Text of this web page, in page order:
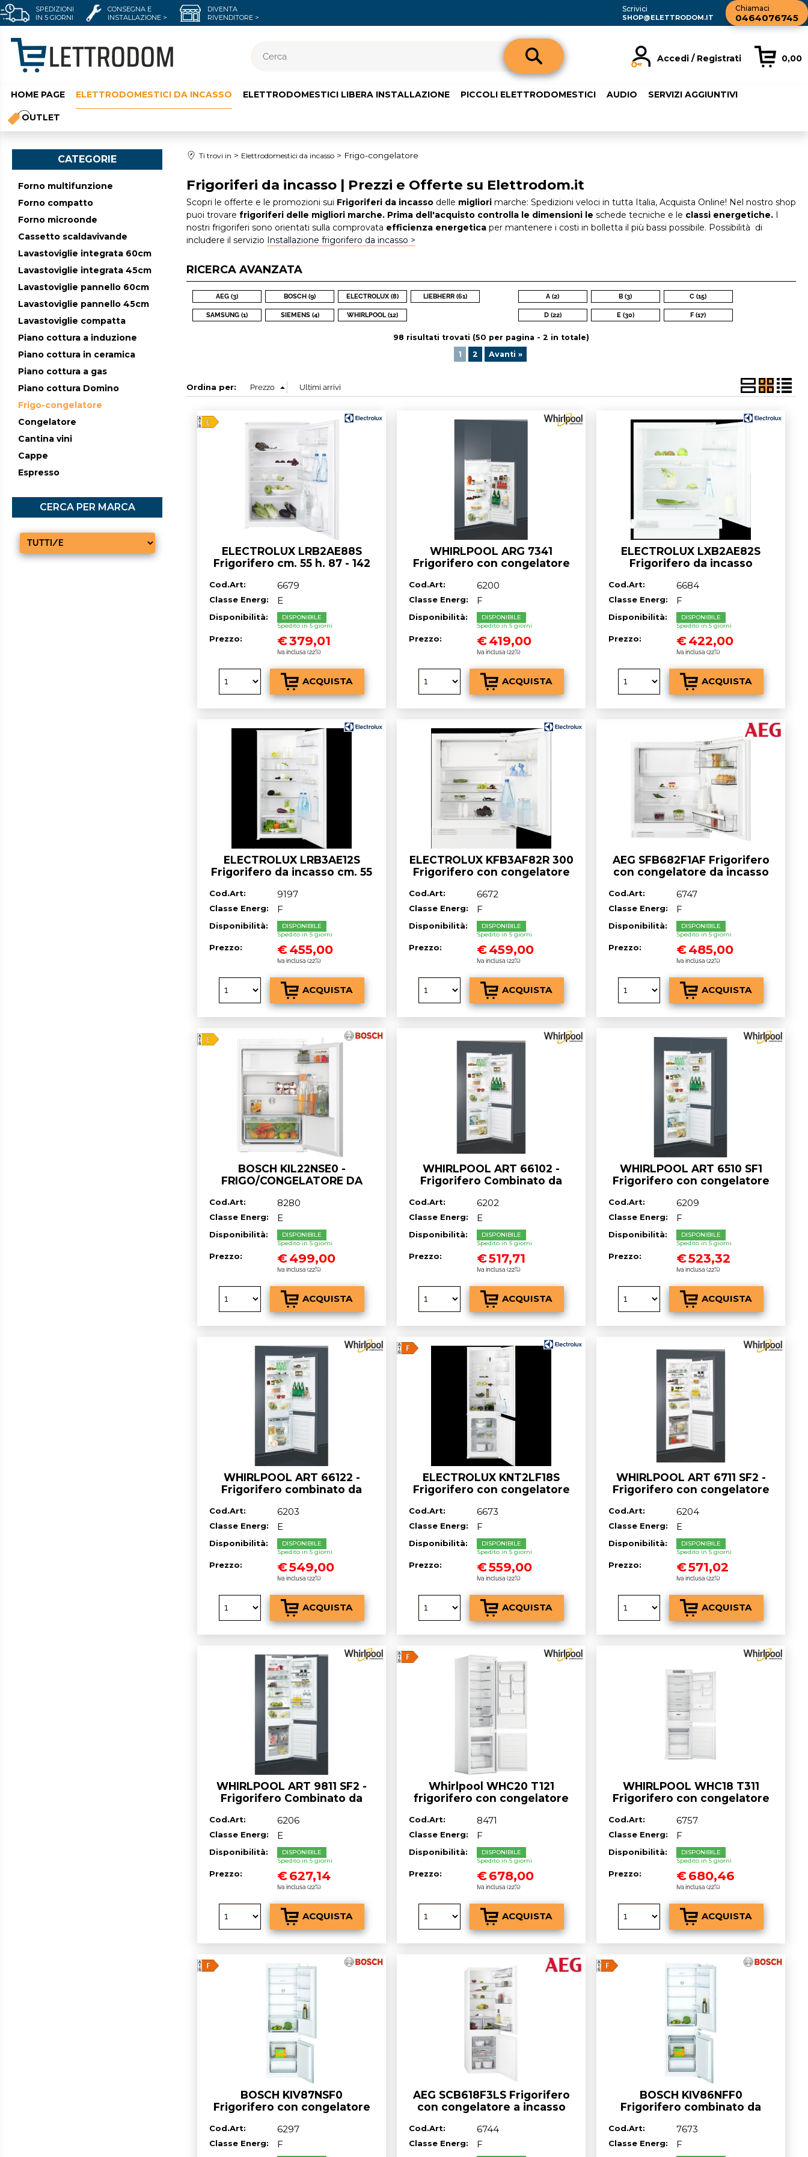
SPEDIZIONI
IN 5 GIORNI
CONSEGNA E
INSTALLAZIONE >
DIVENTA
RIVENDITORE >
Scrivici
SHOP@ELETTRODOM.IT
Chiamaci
0464076745
Accedi / Registrati
clicca sul pulsante "Accedi"
Password:
"Registrati"
0,00
HOME PAGE ELETTRODOMESTICI DA INCASSO ELETTRODOMESTICI LIBERA INSTALLAZIONE PICCOLI ELETTRODOMESTICI AUDIO SERVIZI AGGIUNTIVI
OUTLET
CATEGORIE
Forno multifunzione
Forno compatto
Forno microonde
Cassetto scaldavivande
Lavastoviglie integrata 60cm
Lavastoviglie integrata 45cm
Lavastoviglie pannello 60cm
Lavastoviglie pannello 45cm
Lavastoviglie compatta
Piano cottura a induzione
Piano cottura in ceramica
Piano cottura a gas
Piano cottura Domino
Frigo-congelatore
Congelatore
Cantina vini
Cappe
Espresso
CERCA PER MARCA
Ti trovi in Elettrodomestici da incasso Frigo-congelatore
Frigoriferi da incasso | Prezzi e Offerte su Elettrodom.it
Scopri le offerte e le promozioni sui Frigoriferi da incasso delle migliori marche: Spedizioni veloci in tutta Italia, Acquista Online! Nel nostro shop
puoi trovare frigoriferi delle migliori marche. Prima dell'acquisto controlla le dimensioni le schede tecniche e le classi energetiche.
nostri frigoriferi sono orientati sulla comprovata efficienza energetica per mantenere i costi in bolletta il più bassi possibile. Possibilità di
includere il servizio Installazione frigorifero da incasso >
RICERCA AVANZATA
AEG (3) BOSCH (9) ELECTROLUX (8) LIEBHERR (61)
SAMSUNG (1) SIEMENS (4) WHIRLPOOL (12)
A (2) B (3) C (15)
D (22) E (30) F (17)
98 risultati trovati (50 per pagina - 2 in totale)
1
2 Avanti »
Ordina per:
ELECTROLUX LRB2AE88S
Frigorifero cm. 55 h. 87 - 142
Cod.Art: 6679
Classe Energ: E
Disponibilità:
DISPONIBILE
Spedito in 5 giorni
Prezzo: €379,01
Iva inclusa (22%)
WHIRLPOOL ARG 7341
Frigorifero con congelatore
189
Cod.Art: 6200
Classe Energ: F
Disponibilità:
DISPONIBILE
Spedito in 5 giorni
Prezzo: €419,00
Iva inclusa (22%)
ELECTROLUX LXB2AE82S
Frigorifero da incasso
Cod.Art: 6684
Classe Energ: F
Disponibilità:
DISPONIBILE
Spedito in 5 giorni
Prezzo: €422,00
Iva inclusa (22%)
ELECTROLUX LRB3AE12S
Frigorifero da incasso cm. 55
Cod.Art: 9197
Classe Energ: F
Disponibilità:
DISPONIBILE
Spedito in 5 giorni
Prezzo: €455,00
Iva inclusa (22%)
ELECTROLUX KFB3AF82R 300
Frigorifero con congelatore
h. 82 - lt. 109
Cod.Art: 6672
Classe Energ: F
Disponibilità:
DISPONIBILE
Spedito in 5 giorni
Prezzo: €459,00
Iva inclusa (22%)
AEG SFB682F1AF Frigorifero
con congelatore da incasso
Cod.Art: 6747
Classe Energ: F
Disponibilità:
DISPONIBILE
Spedito in 5 giorni
Prezzo: €485,00
Iva inclusa (22%)
BOSCH KIL22NSE0 -
FRIGO/CONGELATORE DA
Cod.Art: 8280
Classe Energ: E
Disponibilità:
DISPONIBILE
Spedito in 5 giorni
Prezzo: €499,00
Iva inclusa (22%)
WHIRLPOOL ART 66102 -
Frigorifero Combinato da
Cod.Art: 6202
Classe Energ: E
Disponibilità:
DISPONIBILE
Spedito in 5 giorni
Prezzo: €517,71
Iva inclusa (22%)
WHIRLPOOL ART 6510 SF1
Frigorifero con congelatore
273
Cod.Art: 6209
Classe Energ: F
Disponibilità:
DISPONIBILE
Spedito in 5 giorni
Prezzo: €523,32
Iva inclusa (22%)
WHIRLPOOL ART 66122 -
Frigorifero combinato da
Cod.Art: 6203
Classe Energ: E
Disponibilità:
DISPONIBILE
Spedito in 5 giorni
Prezzo: €549,00
Iva inclusa (22%)
ELECTROLUX KNT2LF18S
Frigorifero con congelatore
267 Classe^F
Cod.Art: 6673
Classe Energ: F
Disponibilità:
DISPONIBILE
Spedito in 5 giorni
Prezzo: €559,00
Iva inclusa (22%)
WHIRLPOOL ART 6711 SF2 -
Frigorifero con congelatore
275
Cod.Art: 6204
Classe Energ: E
Disponibilità:
DISPONIBILE
Spedito in 5 giorni
Prezzo: €571,02
Iva inclusa (22%)
WHIRLPOOL ART 9811 SF2 -
Frigorifero Combinato da
A++
Cod.Art: 6206
Classe Energ: E
Disponibilità:
DISPONIBILE
Spedito in 5 giorni
Prezzo: €627,14
Iva inclusa (22%)
Whirlpool WHC20 T121
frigorifero con congelatore
Classe^F
Cod.Art: 8471
Classe Energ: F
Disponibilità:
DISPONIBILE
Spedito in 5 giorni
Prezzo: €678,00
Iva inclusa (22%)
WHIRLPOOL WHC18 T311
Frigorifero con congelatore
250
Cod.Art: 6757
Classe Energ: F
Disponibilità:
DISPONIBILE
Spedito in 5 giorni
Prezzo: €680,46
Iva inclusa (22%)
BOSCH KIV87NSF0
Frigorifero con congelatore
classe^F, 268 lt
Cod.Art: 6297
Classe Energ: F
AEG SCB618F3LS Frigorifero
con congelatore a incasso
Cod.Art: 6744
Classe Energ: F
BOSCH KIV86NFF0
Frigorifero combinato da
Cod.Art: 7673
Classe Energ: F